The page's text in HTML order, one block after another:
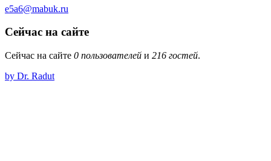
e5a6@mabuk.ru
Сейчас на сайте
Сейчас на сайте 0 пользователей и 216 гостей.
by Dr. Radut